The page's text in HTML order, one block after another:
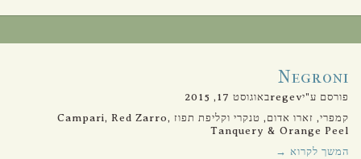
Negroni
פורסם ע"יregevבאוגוסט 17, 2015
קמפרי, זארו אדום, טנקרי וקליפת תפוז Campari, Red Zarro,
Tanquery & Orange Peel
המשך לקרוא →